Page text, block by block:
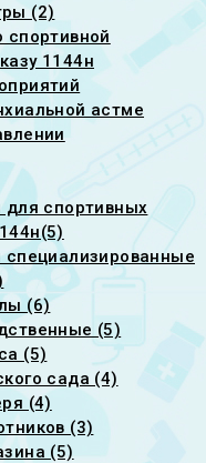
(2)
спортивной
1144н
астме
для спортивных
специализированные
(6)
(5)
(5)
сада (4)
(4)
(3)
(5)